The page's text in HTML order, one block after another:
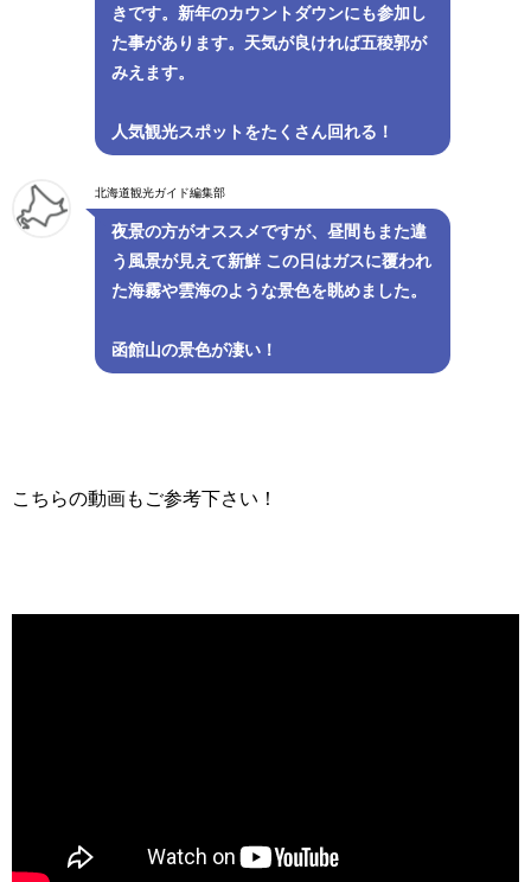
きです。新年のカウントダウンにも参加し
た事があります。天気が良ければ五稜郭が
みえます。
人気観光スポットをたくさん回れる！
北海道観光ガイド編集部
夜景の方がオススメですが、昼間もまた違
う風景が見えて新鮮 この日はガスに覆われ
た海霧や雲海のような景色を眺めました。
函館山の景色が凄い！
こちらの動画もご参考下さい！